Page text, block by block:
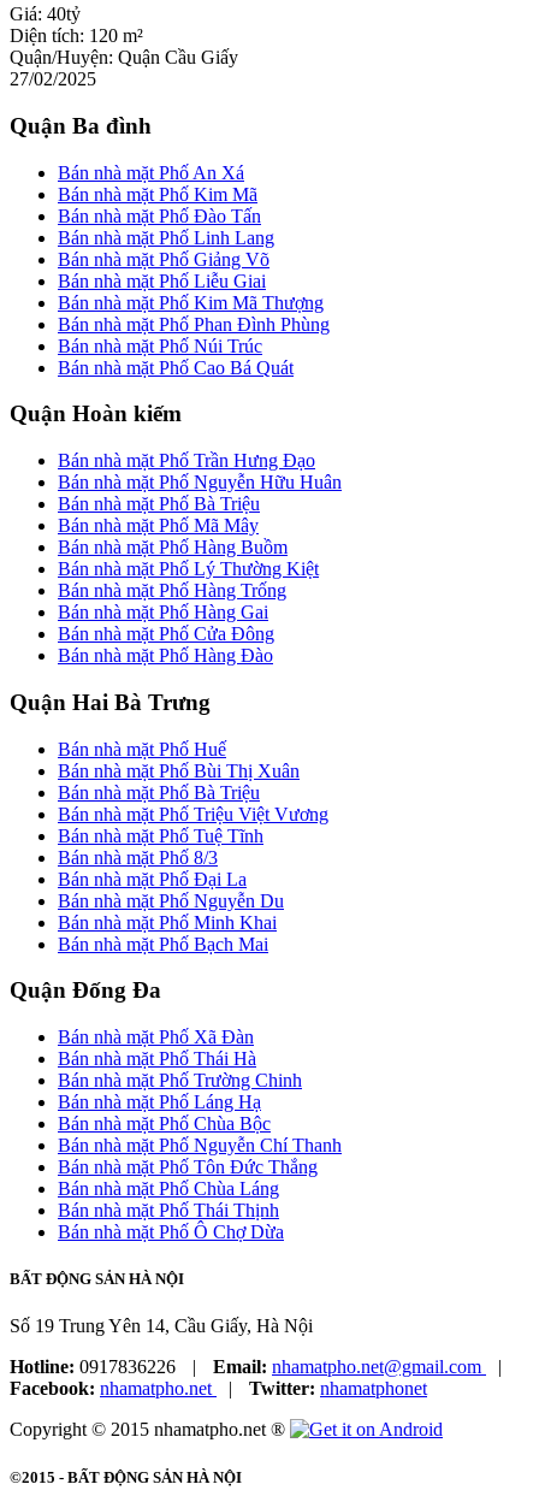
Giá: 40tỷ
Diện tích: 120 m²
Quận/Huyện: Quận Cầu Giấy
27/02/2025
Quận Ba đình
Bán nhà mặt Phố An Xá
Bán nhà mặt Phố Kim Mã
Bán nhà mặt Phố Đào Tấn
Bán nhà mặt Phố Linh Lang
Bán nhà mặt Phố Giảng Võ
Bán nhà mặt Phố Liễu Giai
Bán nhà mặt Phố Kim Mã Thượng
Bán nhà mặt Phố Phan Đình Phùng
Bán nhà mặt Phố Núi Trúc
Bán nhà mặt Phố Cao Bá Quát
Quận Hoàn kiếm
Bán nhà mặt Phố Trần Hưng Đạo
Bán nhà mặt Phố Nguyễn Hữu Huân
Bán nhà mặt Phố Bà Triệu
Bán nhà mặt Phố Mã Mây
Bán nhà mặt Phố Hàng Buồm
Bán nhà mặt Phố Lý Thường Kiệt
Bán nhà mặt Phố Hàng Trống
Bán nhà mặt Phố Hàng Gai
Bán nhà mặt Phố Cửa Đông
Bán nhà mặt Phố Hàng Đào
Quận Hai Bà Trưng
Bán nhà mặt Phố Huế
Bán nhà mặt Phố Bùi Thị Xuân
Bán nhà mặt Phố Bà Triệu
Bán nhà mặt Phố Triệu Việt Vương
Bán nhà mặt Phố Tuệ Tĩnh
Bán nhà mặt Phố 8/3
Bán nhà mặt Phố Đại La
Bán nhà mặt Phố Nguyễn Du
Bán nhà mặt Phố Minh Khai
Bán nhà mặt Phố Bạch Mai
Quận Đống Đa
Bán nhà mặt Phố Xã Đàn
Bán nhà mặt Phố Thái Hà
Bán nhà mặt Phố Trường Chinh
Bán nhà mặt Phố Láng Hạ
Bán nhà mặt Phố Chùa Bộc
Bán nhà mặt Phố Nguyễn Chí Thanh
Bán nhà mặt Phố Tôn Đức Thắng
Bán nhà mặt Phố Chùa Láng
Bán nhà mặt Phố Thái Thịnh
Bán nhà mặt Phố Ô Chợ Dừa
BẤT ĐỘNG SẢN HÀ NỘI
Số 19 Trung Yên 14, Cầu Giấy, Hà Nội
Hotline: 0917836226 | Email: nhamatpho.net@gmail.com
|
Facebook: nhamatpho.net | Twitter: nhamatphonet
Copyright © 2015 nhamatpho.net ®
©2015 - BẤT ĐỘNG SẢN HÀ NỘI